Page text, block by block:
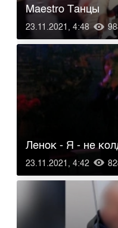
23.11.2021, 4:48
Maestro Танцы
23.11.2021, 4:42
Ленок - Я - не